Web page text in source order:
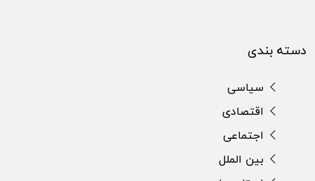
دسته بندی
سیاسی
اقتصادی
اجتماعی
بین الملل